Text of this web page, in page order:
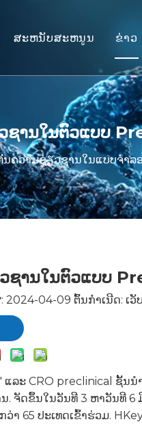
ດ & Ex Vivo Models
ປະສິດທິພາບແບບປະສົມປະສານ
ປ ແລະເຄື່ອງໝາຍຊີວະພາບ
ນູນການຍື່ນສະເຫນີ IND
ສະຫນັບສະຫນູນ
ດາວໂຫຼດ
FAQ
ໃບຢັ້ງຢືນລູກຄ້າ
ຂ່າວ
ຊານໃນຕົວແບບ
ຄວາມຊ່ຽວຊານໃນແບບຈໍາ
ຊານໃນຕົວແບບ
04-09 ຕົ້ນກໍາເນີດ: ເວັ
ແລະ CRO preclinical ຊັ້
ຈັດຂຶ້ນໃນວັນທີ 3 ຫາວັນທີ 6
65 ປະເທດເຂົ້າຮ່ວມ.